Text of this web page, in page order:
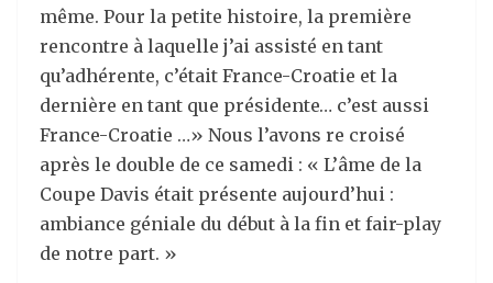
même. Pour la petite histoire, la première
rencontre à laquelle j’ai assisté en tant
qu’adhérente, c’était France-Croatie et la
dernière en tant que présidente… c’est aussi
France-Croatie …» Nous l’avons re croisé
après le double de ce samedi : « L’âme de la
Coupe Davis était présente aujourd’hui :
ambiance géniale du début à la fin et fair-play
de notre part. »